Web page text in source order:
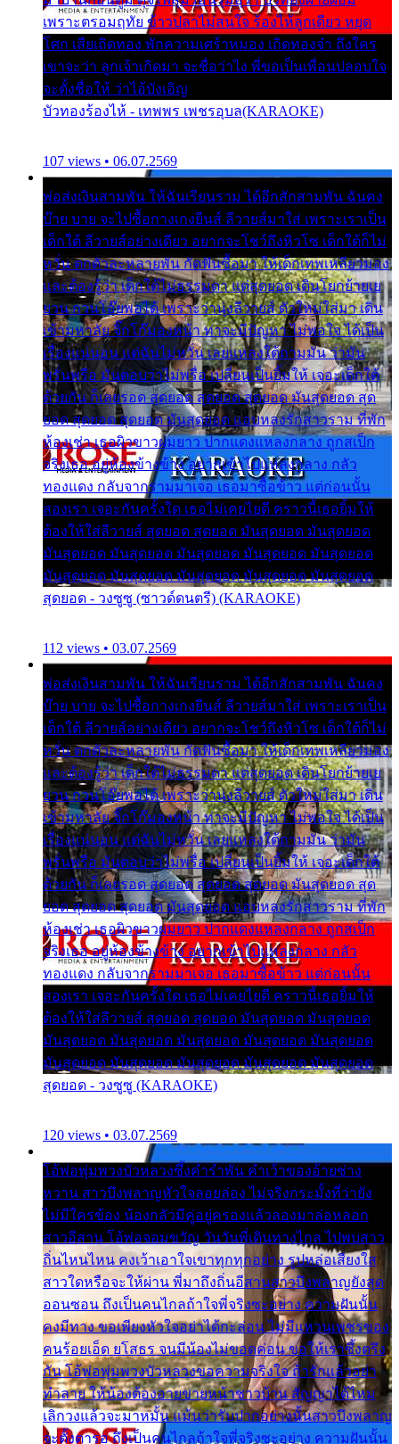
เพราะตรอมฤทัย ข้าวปลาไม่สนใจ ร้องไห้ลูกเดียว หยุด
โศก เสียเถิดทอง พักความเศร้าหมอง เถิดทองจ๋า ถึงใคร
เขาจะว่า ลูกเจ้าเกิดมา จะชื่อว่าไง พี่ขอเป็นเพื่อนปลอบใจ
จะตั้งชื่อให้ ว่าไอ้บังเอิญ
บัวทองร้องไห้ - เทพพร เพชรอุบล(KARAOKE)
107 views • 06.07.2569
พ่อส่งเงินสามพัน ให้ฉันเรียนราม ได้อีกสักสามพัน ฉันคง
บ๊าย บาย จะไปซื้อกางเกงยีนส์ ลีวายส์มาใส่ เพราะเราเป็น
เด็กใต้ ลีวายส์อย่างเดียว อยากจะโชว์ถึงหิวโซ เด็กใต้ก็ไม่
หวั่น ตกตัวละหลายพัน กัดฟันซื้อมา ให้เด็กเทพเหลียวมอง
และต้องรู้ว่า เด็กใต้ไม่ธรรมดา แต่สุดยอด เดินโยกย้ายเย
ยวน กวนโอ๊ยพอได้ เพราะว่านุ่งลีวายส์ ตัวใหม่ใส่มา เดิน
เข้ามหาลัย จิ๊กโก๊มองหน้า ท่าจะมีปัญหา ไม่พอใจ ได้เป็น
เรื่องแน่นอน แต่ฉันไม่หวั่น เลยแหลงใต้ถามมัน ว่ามัน
พรั่นพรือ มันตอบว่าไม่พรื่อ เปลี่ยนเป็นยิ้มให้ เจอะเด็กใต้
ด้วยกัน ก็เลยรอด สุดยอด สุดยอด สุดยอด มันสุดยอด สุด
ยอด สุดยอด สุดยอด มันสุดยอด แอบหลงรักสาวราม ที่พัก
ห้องเช่า เธอผิวขาวผมยาว ปากแดงแหลงกลาง ถูกสเป็ก
จริงเธอ อยู่ห้องข้างข้าง อยากเข้าไปแหลงกลาง กลัว
ทองแดง กลับจากรามมาเจอ เธอมาซื้อข้าว แต่ก่อนนั้น
สองเรา เจอะกันครั้งใด เธอไม่เคยไยดี คราวนี้เธอยิ้มให้
ต้องให้ใส่ลีวายส์ สุดยอด สุดยอด มันสุดยอด มันสุดยอด
มันสุดยอด มันสุดยอด มันสุดยอด มันสุดยอด มันสุดยอด
มันสุดยอด มันสุดยอด มันสุดยอด มันสุดยอด มันสุดยอด
สุดยอด - วงซูซู (ซาวด์ดนตรี) (KARAOKE)
112 views • 03.07.2569
พ่อส่งเงินสามพัน ให้ฉันเรียนราม ได้อีกสักสามพัน ฉันคง
บ๊าย บาย จะไปซื้อกางเกงยีนส์ ลีวายส์มาใส่ เพราะเราเป็น
เด็กใต้ ลีวายส์อย่างเดียว อยากจะโชว์ถึงหิวโซ เด็กใต้ก็ไม่
หวั่น ตกตัวละหลายพัน กัดฟันซื้อมา ให้เด็กเทพเหลียวมอง
และต้องรู้ว่า เด็กใต้ไม่ธรรมดา แต่สุดยอด เดินโยกย้ายเย
ยวน กวนโอ๊ยพอได้ เพราะว่านุ่งลีวายส์ ตัวใหม่ใส่มา เดิน
เข้ามหาลัย จิ๊กโก๊มองหน้า ท่าจะมีปัญหา ไม่พอใจ ได้เป็น
เรื่องแน่นอน แต่ฉันไม่หวั่น เลยแหลงใต้ถามมัน ว่ามัน
พรั่นพรือ มันตอบว่าไม่พรื่อ เปลี่ยนเป็นยิ้มให้ เจอะเด็กใต้
ด้วยกัน ก็เลยรอด สุดยอด สุดยอด สุดยอด มันสุดยอด สุด
ยอด สุดยอด สุดยอด มันสุดยอด แอบหลงรักสาวราม ที่พัก
ห้องเช่า เธอผิวขาวผมยาว ปากแดงแหลงกลาง ถูกสเป็ก
จริงเธอ อยู่ห้องข้างข้าง อยากเข้าไปแหลงกลาง กลัว
ทองแดง กลับจากรามมาเจอ เธอมาซื้อข้าว แต่ก่อนนั้น
สองเรา เจอะกันครั้งใด เธอไม่เคยไยดี คราวนี้เธอยิ้มให้
ต้องให้ใส่ลีวายส์ สุดยอด สุดยอด มันสุดยอด มันสุดยอด
มันสุดยอด มันสุดยอด มันสุดยอด มันสุดยอด มันสุดยอด
มันสุดยอด มันสุดยอด มันสุดยอด มันสุดยอด มันสุดยอด
สุดยอด - วงซูซู (KARAOKE)
120 views • 03.07.2569
โอ้พ่อพุ่มพวงบัวหลวงซึ้งคำรำพัน คำเว้าของอ้ายช่าง
หวาน สาวบึงพลาญหัวใจลอยล่อง ไม่จริงกระมั้งที่ว่ายัง
ไม่มีใครข้อง น้องกลัวมีคู่อยู่ครองแล้วลองมาล่อหลอก
สาวอีสาน โอ้พ่อจอมขวัญ วันวันพี่เดินทางไกล ไปพบสาว
ถิ่นไหนไหน คงเว้าเอาใจเขาทุกทุกอย่าง รูปหล่อเสียงใส
สาวใดหรือจะให้ผ่าน พี่มาถึงถิ่นอีสานสาวบึงพลาญยังสุด
ออนซอน ถึงเป็นคนไกลถ้าใจพี่จริงซะอย่าง ความฝันนั้น
คงมีทาง ขอเพียงหัวใจอย่าได้กะล่อน ไม่มีแหวนเพชรของ
คนร้อยเอ็ด ยโสธร จนมีน้องไม่ขอดค่อน ขอให้เราซึ้งตรึง
กัน โอ้พ่อพุ่มพวงบัวหลวงขอความจริงใจ ถ้ารักแล้วอย่า
ทำลาย ให้น้องต้องอายขายหน้าชาวบ้าน สัญญาได้ไหม
เลิกวงแล้วจะมาหมั้น แม้นว่ารับปากอย่างนั้นสาวบึงพลาญ
จะตั้งตารอ ถึงเป็นคนไกลถ้าใจพี่จริงซะอย่าง ความฝันนั้น